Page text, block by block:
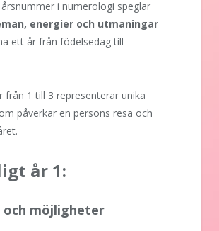
i numerologi speglar
energier och utmaningar
ett år från födelsedag till
från 1 till 3 representerar unika
påverkar en persons resa och
år 1:
och möjligheter